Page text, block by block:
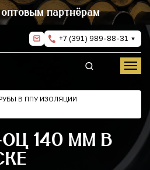
партнёрам
+7 (391) 989-88-31
В ППУ ИЗОЛЯЦИИ
140 ММ В